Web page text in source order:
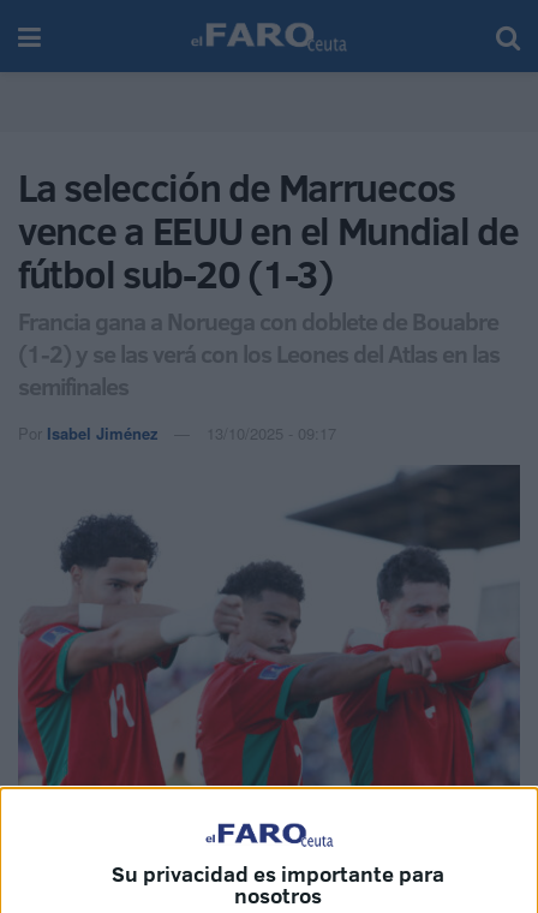
Su privacidad es importante para
nosotros
La selección de Marruecos
vence a EEUU en el Mundial de
fútbol sub-20 (1-3)
Francia gana a Noruega con doblete de Bouabre
(1-2) y se las verá con los Leones del Atlas en las
semifinales
Por Isabel Jiménez 13/10/2025 - 09:17